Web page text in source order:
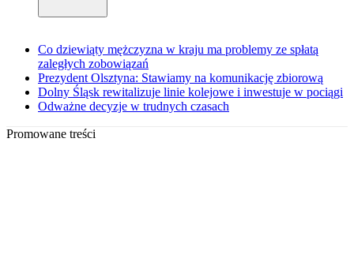
Co dziewiąty mężczyzna w kraju ma problemy ze spłatą
zaległych zobowiązań
Prezydent Olsztyna: Stawiamy na komunikację zbiorową
Dolny Śląsk rewitalizuje linie kolejowe i inwestuje w pociągi
Odważne decyzje w trudnych czasach
Promowane treści